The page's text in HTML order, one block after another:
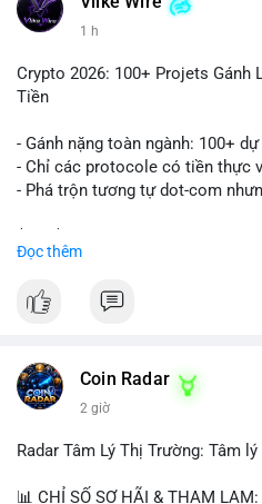
1 h
Crypto 2026: 100+ Projets Gánh
Tiền
- Gánh nặng toàn ngành: 100+
- Chỉ các protocole có tiền thực
- Phá trộn tương tự dot-com
Đọc thêm
Coin Radar
2 giờ
Radar Tâm Lý Thị Trường: Tâm
📊 CHỈ SỐ SỢ HÃI & THAM